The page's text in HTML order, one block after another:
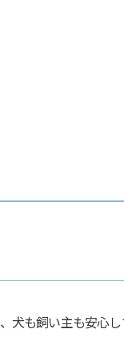
、犬も飼い主も安心